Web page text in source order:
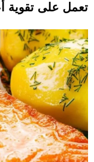
تعمل على تقوية